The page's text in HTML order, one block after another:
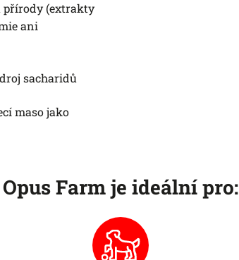
přírody (extrakty
ani
sacharidů
maso jako
Opus Farm je ideální pro: